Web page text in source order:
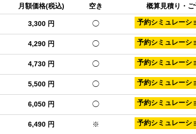
月額価格(税込) 空き 概算見積り・ご
3,300 円 ◯
4,290 円 ◯
4,730 円 ◯
5,500 円 ◯
6,050 円 ◯
6,490 円 ※